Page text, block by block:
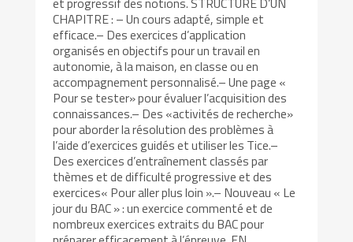
CHAPITRE : – Un cours adapté, simple et
efficace.– Des exercices d’application
organisés en objectifs pour un travail en
autonomie, à la maison, en classe ou en
accompagnement personnalisé.– Une page «
Pour se tester» pour évaluer l’acquisition des
connaissances.– Des «activités de recherche»
pour aborder la résolution des problèmes à
l’aide d’exercices guidés et utiliser les Tice.–
Des exercices d’entraînement classés par
thèmes et de difficulté progressive et des
exercices« Pour aller plus loin ».– Nouveau « Le
jour du BAC » : un exercice commenté et de
nombreux exercices extraits du BAC pour